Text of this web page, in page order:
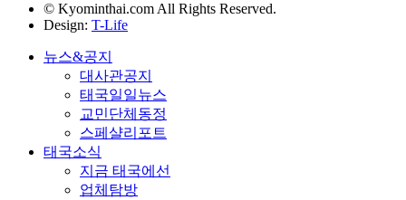
© Kyominthai.com All Rights Reserved.
Design: T-Life
뉴스&공지
대사관공지
태국일일뉴스
교민단체동정
스페샬리포트
태국소식
지금 태국에선
업체탐방